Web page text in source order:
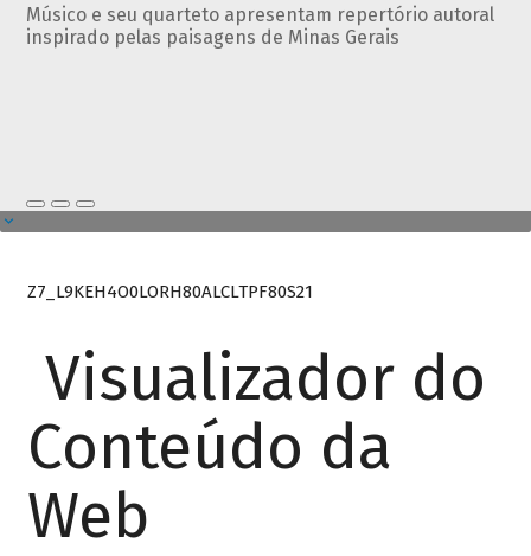
Músico e seu quarteto apresentam repertório autoral
inspirado pelas paisagens de Minas Gerais
Z7_L9KEH4O0LORH80ALCLTPF80S21
Visualizador do
Conteúdo da
Web